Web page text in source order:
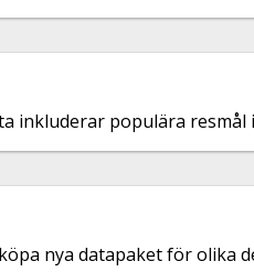
populära
nya datapaket för